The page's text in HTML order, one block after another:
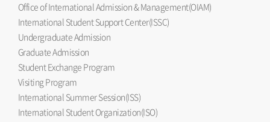
Office of International Admission & Management(OIAM)
International Student Support Center(ISSC)
Undergraduate Admission
Graduate Admission
Student Exchange Program
Visiting Program
International Summer Session(ISS)
International Student Organization(ISO)